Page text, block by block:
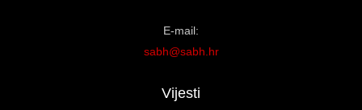
E-mail:
sabh@sabh.hr
Vijesti